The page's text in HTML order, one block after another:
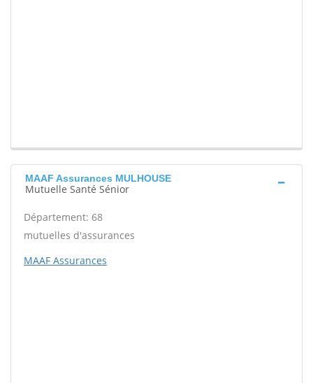
MAAF Assurances MULHOUSE
Mutuelle Santé Sénior
Département: 68
mutuelles d'assurances
MAAF Assurances